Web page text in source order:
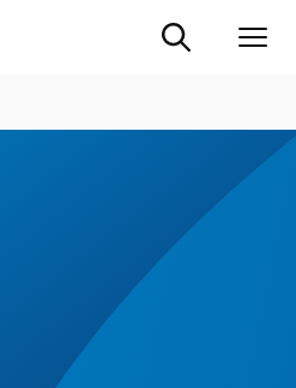
Suche ein-/